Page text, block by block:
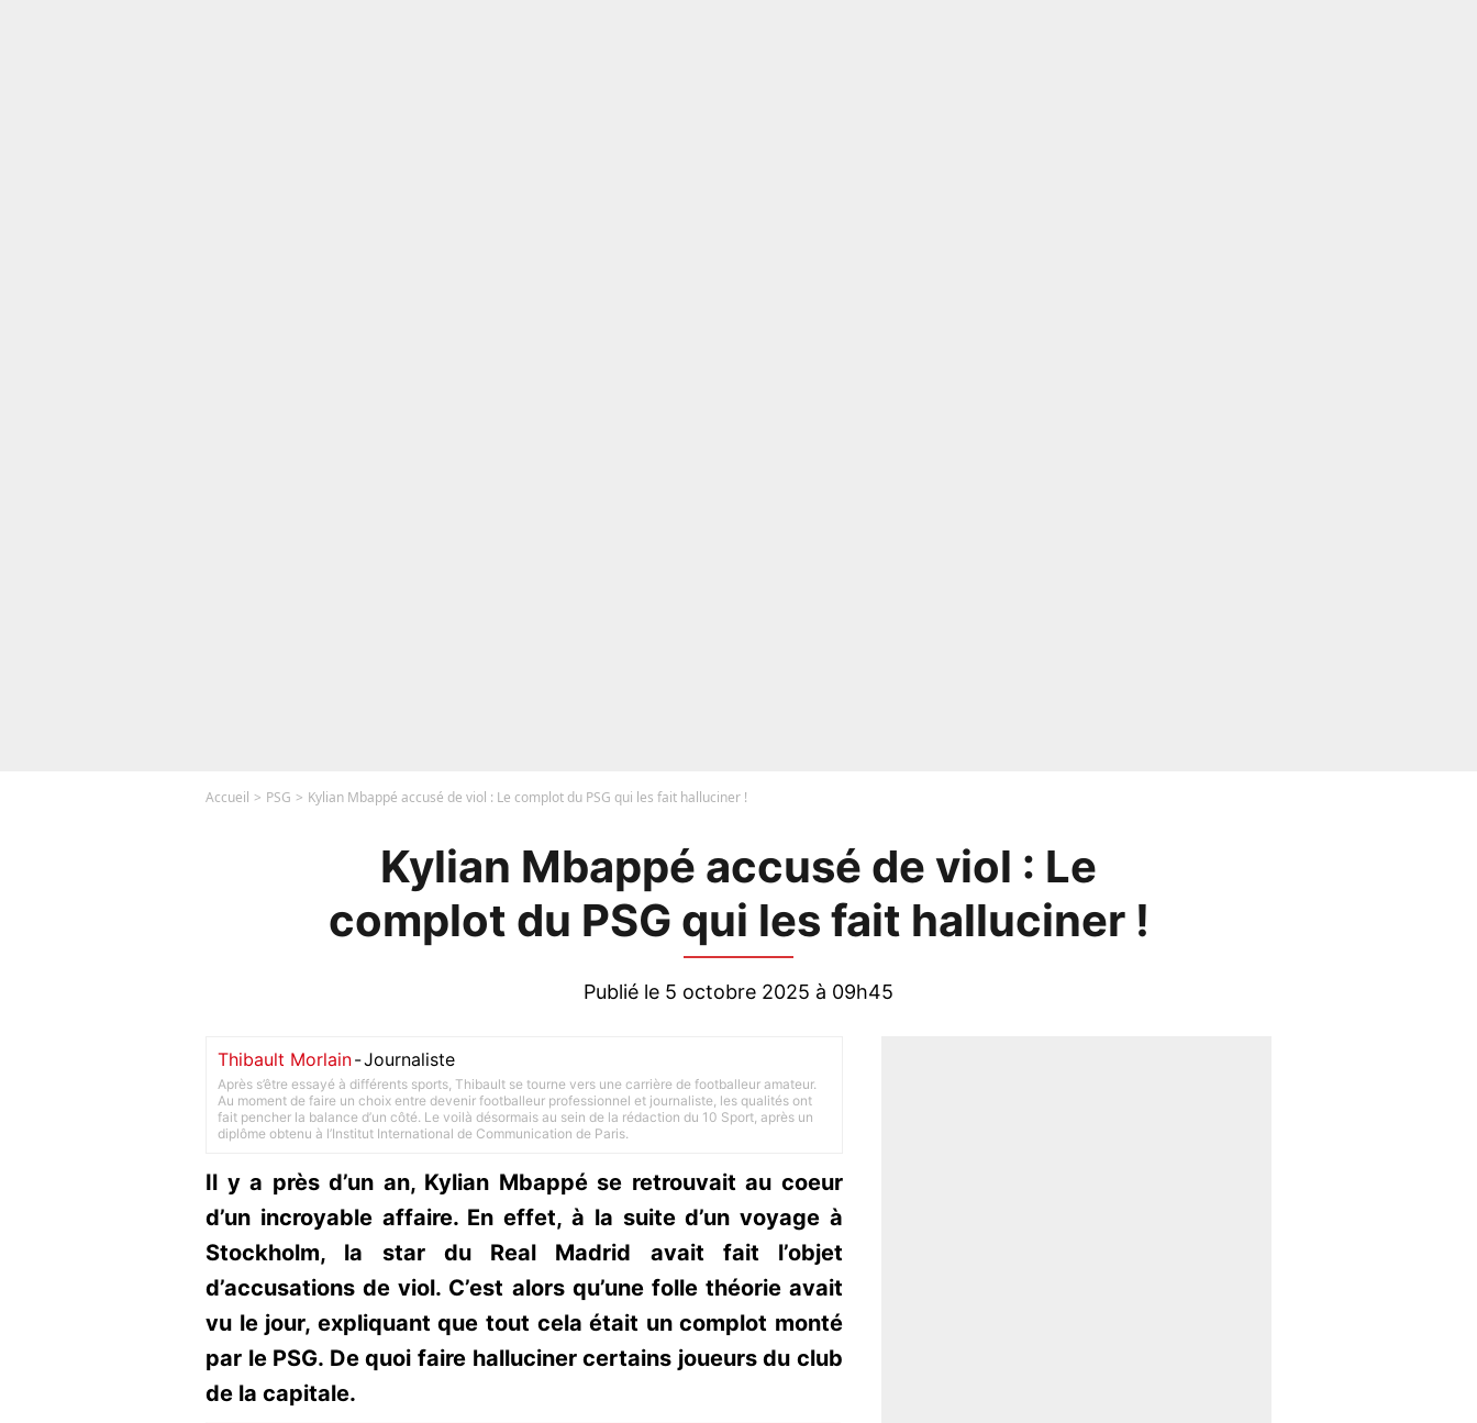
Accueil PSG Kylian Mbappé accusé de viol : Le complot du PSG qui les fait halluciner !
Kylian Mbappé accusé de viol : Le
complot du PSG qui les fait halluciner !
Publié le 5 octobre 2025 à 09h45
Thibault Morlain-Journaliste
Après s’être essayé à différents sports, Thibault se tourne vers une carrière de footballeur amateur.
Au moment de faire un choix entre devenir footballeur professionnel et journaliste, les qualités ont
fait pencher la balance d’un côté. Le voilà désormais au sein de la rédaction du 10 Sport, après un
diplôme obtenu à l’Institut International de Communication de Paris.
Il y a près d’un an, Kylian Mbappé se retrouvait au coeur
d’un incroyable affaire. En effet, à la suite d’un voyage à
Stockholm, la star du Real Madrid avait fait l’objet
d’accusations de viol. C’est alors qu’une folle théorie avait
vu le jour, expliquant que tout cela était un complot monté
par le PSG. De quoi faire halluciner certains joueurs du club
de la capitale.